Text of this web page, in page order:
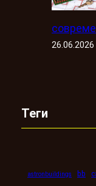
26.06.2026
Теги
astronbuildings bb